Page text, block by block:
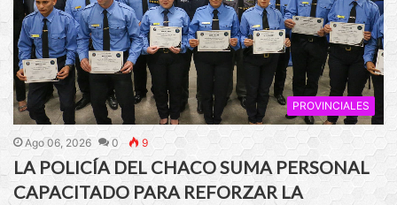
PROVINCIALES
Ago 06, 2026 0 9
LA POLICÍA DEL CHACO SUMA PERSONAL
CAPACITADO PARA REFORZAR LA